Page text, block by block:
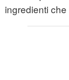
ingredienti